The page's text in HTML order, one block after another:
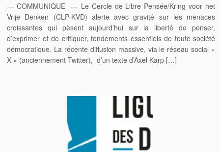
— COMMUNIQUE — Le Cercle de Libre Pensée/Kring voor het
Vrije Denken (CLP-KVD) alerte avec gravité sur les menaces
croissantes qui pèsent aujourd’hui sur la liberté de penser,
d’exprimer et de critiquer, fondements essentiels de toute société
démocratique. La récente diffusion massive, via le réseau social «
X » (anciennement Twitter), d’un texte d’Axel Karp […]